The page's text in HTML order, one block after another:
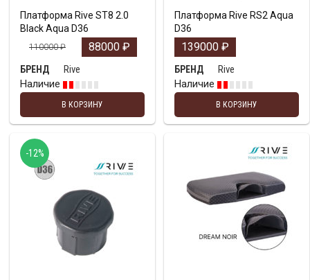
Платформа Rive ST8 2.0
Black Aqua D36
110000₽ 88000 ₽
БРЕНД
Rive
Наличие
В КОРЗИНУ
Платформа Rive RS2 Aqua
D36
139000 ₽
БРЕНД
Rive
Наличие
В КОРЗИНУ
-12%